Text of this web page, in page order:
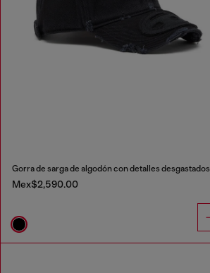
Gorra de sarga de algodón con detalles desgastados
Mex$2,590.00